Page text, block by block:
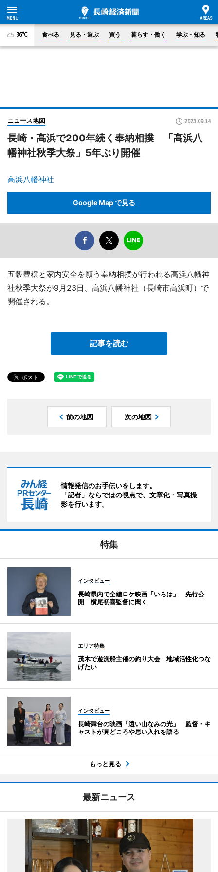
36°C 食べる 見る・遊ぶ 買う 暮らす・働く 学ぶ・知る
ニュース地図 2023.09.14
長崎・高浜で200年続く奉納相撲 「高浜八
幡神社秋季大祭」5年ぶり開催
高浜八幡神社
Google Map で見る
五穀豊穣と家内安全を願う奉納相撲が行われる高浜八幡神
社秋季大祭が9月23日、高浜八幡神社（長崎市高浜町）で
開催される。
記事を読む
前の地図 次の地図
情報発信のお手伝いをします。
「記者」ならではの視点で、文章化・写真撮
影を行います。
特集
インタビュー
長崎県内で全編ロケ映画「いろは」 先行公
開 横尾初喜監督に聞く
エリア特集
茂木で遊漁船主催の釣り大会 地域活性化つな
げたい
インタビュー
長崎舞台の映画「遠い山なみの光」 監督・キ
ャストが見どころや思い入れを語る
もっと見る
最新ニュース